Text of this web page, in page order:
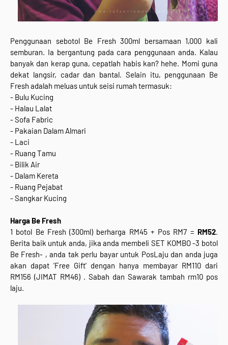
Penggunaan sebotol Be Fresh 300ml bersamaan 1,000 kali
semburan. Ia bergantung pada cara penggunaan anda. Kalau
banyak dan kerap guna, cepatlah habis kan? hehe. Momi guna
dekat langsir, cadar dan bantal. Selain itu, penggunaan Be
Fresh adalah meluas untuk seisi rumah termasuk:
- Bulu Kucing
- Halau Lalat
- Sofa Fabric
- Pakaian Dalam Almari
- Laci
- Ruang Tamu
- Bilik Air
- Dalam Kereta
- Ruang Pejabat
- Sangkar Kucing
Harga Be Fresh
1 botol Be Fresh (300ml) berharga RM45 + Pos RM7 = RM52.
Berita baik untuk anda, jika anda membeli SET KOMBO -3 botol
Be Fresh- , anda tak perlu bayar untuk PosLaju dan anda juga
akan dapat 'Free Gift' dengan hanya membayar RM110 dari
RM156 (JIMAT RM46) . Sabah dan Sawarak tambah rm10 pos
laju.